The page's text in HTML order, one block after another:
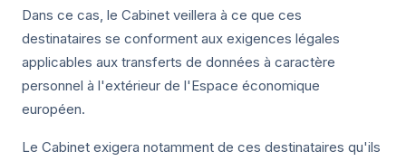
Dans ce cas, le Cabinet veillera à ce que ces
destinataires se conforment aux exigences légales
applicables aux transferts de données à caractère
personnel à l'extérieur de l'Espace économique
européen.
Le Cabinet exigera notamment de ces destinataires qu'ils